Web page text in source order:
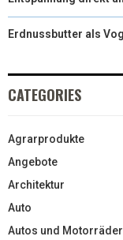
Erdnussbutter als
CATEGORIES
Agrarprodukte
Angebote
Architektur
Auto
Autos und Motorräder